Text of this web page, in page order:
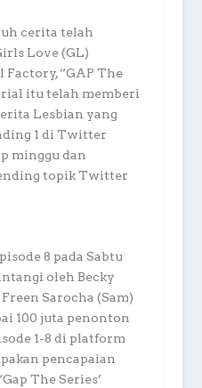
cerita telah
Love (GL)
“GAP The
itu telah memberi
Lesbian yang
1 di Twitter
minggu dan
topik Twitter
8 pada Sabtu
oleh Becky
Sarocha (Sam)
100 juta penonton
1-8 di platform
pencapaian
The Series’